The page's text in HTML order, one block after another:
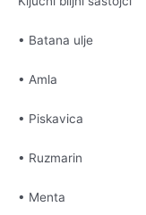
• Batana ulje
• Amla
• Piskavica
• Ruzmarin
• Menta